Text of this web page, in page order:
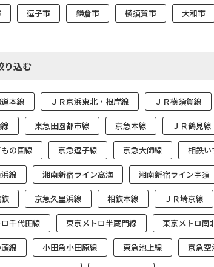
逗子市 鎌倉市 横須賀市 大和市
り込む
本線 ＪＲ京浜東北・根岸線 ＪＲ横須賀線
東急田園都市線 京急本線 ＪＲ鶴見線
の国線 京急逗子線 京急大師線 相鉄い
線 湘南新宿ライン高海 湘南新宿ライン宇須
京急久里浜線 相鉄本線 ＪＲ埼京線
千代田線 東京メトロ半蔵門線 東京メトロ南
線 小田急小田原線 東急池上線 京急空